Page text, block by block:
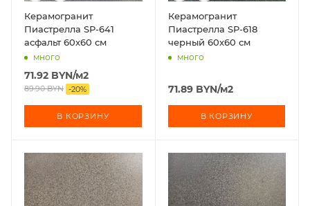
Керамогранит
Пиастрелла SP-641
асфальт 60х60 см
много
71.92 BYN/м2
89.90BYN -20%
В КОРЗИНУ
Керамогранит
Пиастрелла SP-618
черный 60х60 см
много
71.89BYN/м2
В КОРЗИНУ